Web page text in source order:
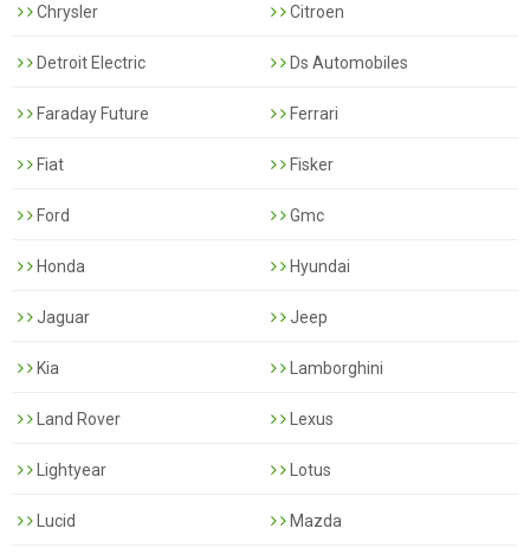
Chrysler Citroen
Detroit Electric Ds Automobiles
Faraday Future Ferrari
Fiat Fisker
Ford Gmc
Honda Hyundai
Jaguar Jeep
Kia Lamborghini
Land Rover Lexus
Lightyear Lotus
Lucid Mazda